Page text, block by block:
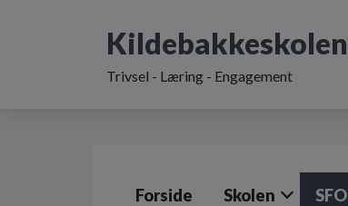
Kildebakkeskolen
Trivsel - Læring - Engagement
Forside Skolen SFO